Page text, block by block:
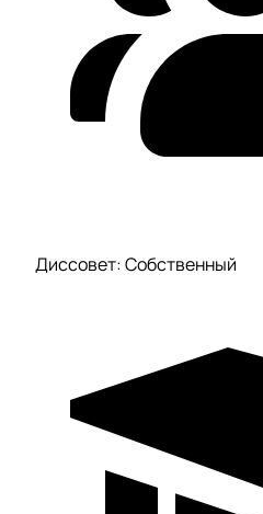
Диссовет: Собственный